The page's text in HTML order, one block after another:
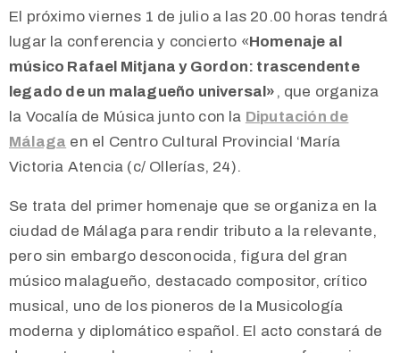
El próximo viernes 1 de julio a las 20.00 horas tendrá
lugar la conferencia y concierto «Homenaje al
músico Rafael Mitjana y Gordon: trascendente
legado de un malagueño universal» , que organiza
la Vocalía de Música junto con la Diputación de
Málaga en el Centro Cultural Provincial ‘María
Victoria Atencia (c/ Ollerías, 24).
Se trata del primer homenaje que se organiza en la
ciudad de Málaga para rendir tributo a la relevante,
pero sin embargo desconocida, figura del gran
músico malagueño, destacado compositor, crítico
musical, uno de los pioneros de la Musicología
moderna y diplomático español. El acto constará de